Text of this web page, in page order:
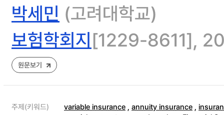
박세민 (고려대학교)
보험학회지[1229-8611],
원문보기
주제(키워드) variable insurance , annuity insurance ,